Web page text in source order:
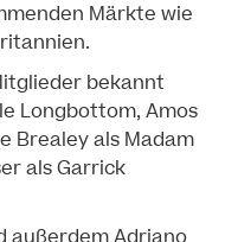
Märkte wie
bekannt
Longbottom, Amos
Brealey als Madam
als Garrick